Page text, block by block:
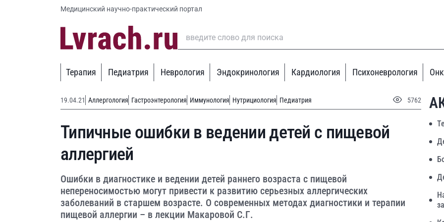
Медицинский научно-практический портал
Терапия Педиатрия Неврология Эндокринология Кардиология Психоневрология
19.04.21 Аллергология Гастроэнтерология Иммунология Нутрициология Педиатрия 5762
Типичные ошибки в ведении детей с пищевой
аллергией
Ошибки в диагностике и ведении детей раннего возраста с пищевой
непереносимостью могут привести к развитию серьезных аллергических
заболеваний в старшем возрасте. О современных методах диагностики и терапии
пищевой аллергии – в лекции Макаровой С.Г.